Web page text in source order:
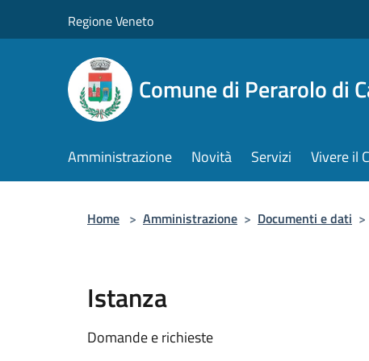
Regione Veneto
Comune di Perarolo di
Amministrazione Novità Servizi Vivere il
Home > Amministrazione > Documenti e dati >
Istanza
Domande e richieste